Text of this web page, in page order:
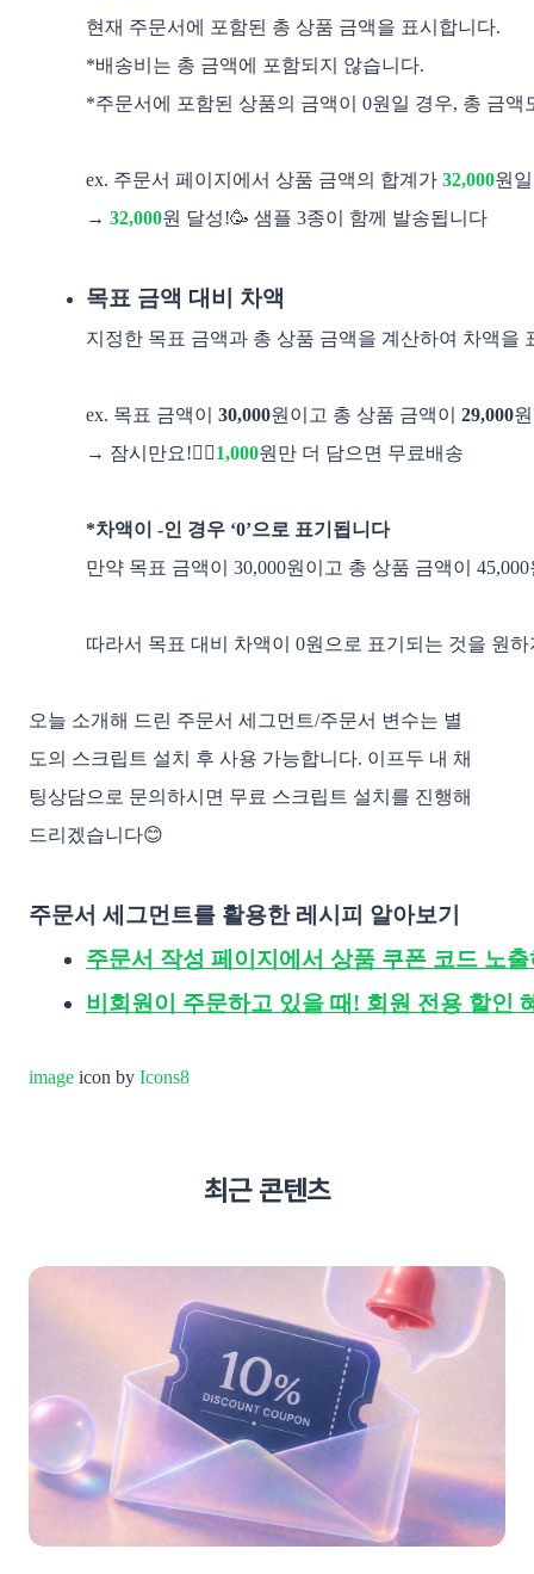
현재 주문서에 포함된 총 상품 금액을 표시합니다.
*배송비는 총 금액에 포함되지 않습니다.
*주문서에 포함된 상품의 금액이 0원일 경우, 총 금액
ex. 주문서 페이지에서 상품 금액의 합계가 32,000원
→ 32,000원 달성!🥳 샘플 3종이 함께 발송됩니다
목표 금액 대비 차액
지정한 목표 금액과 총 상품 금액을 계산하여 차액을
ex. 목표 금액이 30,000원이고 총 상품 금액이 29,000
→ 잠시만요!✋🏻1,000원만 더 담으면 무료배송
*차액이 -인 경우 ‘0’으로 표기됩니다
만약 목표 금액이 30,000원이고 총 상품 금액이
따라서 목표 대비 차액이 0원으로 표기되는 것을 원
오늘 소개해 드린 주문서 세그먼트/주문서 변수는 별
도의 스크립트 설치 후 사용 가능합니다. 이프두 내 채
팅상담으로 문의하시면 무료 스크립트 설치를 진행해
드리겠습니다😊
주문서 세그먼트를 활용한 레시피 알아보기
주문서 작성 페이지에서 상품 쿠폰 코드 노
비회원이 주문하고 있을 때! 회원 전용 할인
image icon by Icons8
최근 콘텐츠